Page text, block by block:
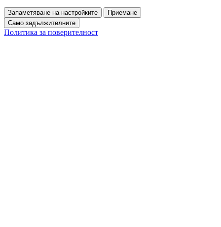
Запаметяване на настройките
Приемане
Само задължителните
Политика за поверителност